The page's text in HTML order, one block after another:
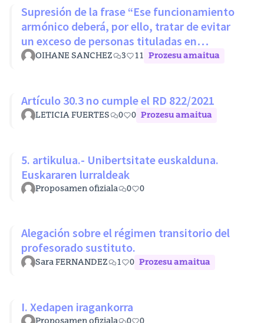
Supresión de la frase “Ese funcionamiento
armónico deberá, por ello, tratar de evitar
un exceso de personas tituladas en
disciplinas con mínimos nivel
OIHANE SANCHEZ 3 11 Prozesu amaitua
Artículo 30.3 no cumple el RD 822/2021
LETICIA FUERTES 0 0 Prozesu amaitua
5. artikulua.- Unibertsitate euskalduna.
Euskararen lurraldeak
Proposamen ofiziala 0 0
Alegación sobre el régimen transitorio del
profesorado sustituto.
Sara FERNANDEZ 1 0 Prozesu amaitua
I. Xedapen iragankorra
Proposamen ofiziala 0 0